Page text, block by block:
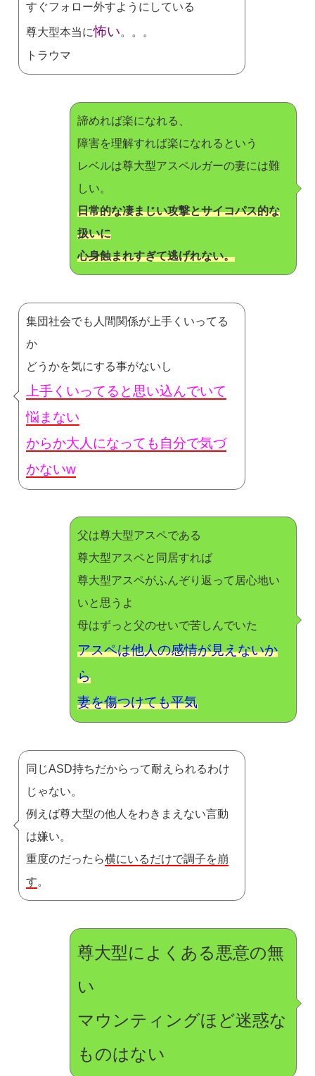
すぐフォロー外すようにしている
尊大型本当に怖い。。。
トラウマ
諦めれば楽になれる、
障害を理解すれば楽になれるという
レベルは尊大型アスペルガーの妻には難
しい。
日常的な凄まじい攻撃とサイコパス的な
扱いに
心身蝕まれすぎて逃げれない。
集団社会でも人間関係が上手くいってる
か
どうかを気にする事がないし
上手くいってると思い込んでいて
悩まない
からか大人になっても自分で気づ
かないw
父は尊大型アスペである
尊大型アスペと同居すれば
尊大型アスペがふんぞり返って居心地い
いと思うよ
母はずっと父のせいで苦しんでいた
アスペは他人の感情が見えないか
ら
妻を傷つけても平気
同じASD持ちだからって耐えられるわけ
じゃない。
例えば尊大型の他人をわきまえない言動
は嫌い。
重度のだったら横にいるだけで調子を崩
す。
尊大型によくある悪意の無
い
マウンティングほど迷惑な
ものはない